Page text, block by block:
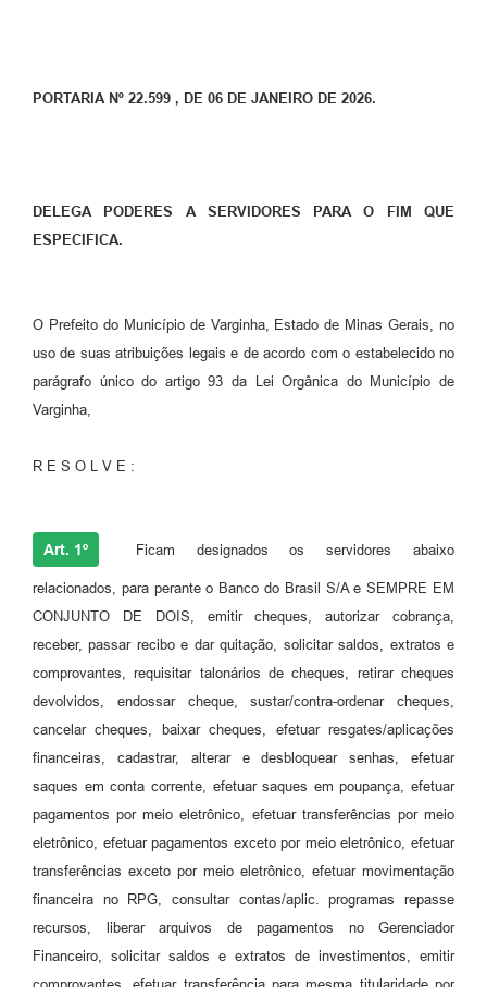
PORTARIA Nº 22.599 , DE 06 DE JANEIRO DE 2026.
DELEGA PODERES A SERVIDORES PARA O FIM QUE
ESPECIFICA.
O Prefeito do Município de Varginha, Estado de Minas Gerais, no
uso de suas atribuições legais e de acordo com o estabelecido no
parágrafo único do artigo 93 da Lei Orgânica do Município de
Varginha,
R E S O L V E :
Art. 1º Ficam designados os servidores abaixo
relacionados, para perante o Banco do Brasil S/A e SEMPRE EM
CONJUNTO DE DOIS, emitir cheques, autorizar cobrança,
receber, passar recibo e dar quitação, solicitar saldos, extratos e
comprovantes, requisitar talonários de cheques, retirar cheques
devolvidos, endossar cheque, sustar/contra-ordenar cheques,
cancelar cheques, baixar cheques, efetuar resgates/aplicações
financeiras, cadastrar, alterar e desbloquear senhas, efetuar
saques em conta corrente, efetuar saques em poupança, efetuar
pagamentos por meio eletrônico, efetuar transferências por meio
eletrônico, efetuar pagamentos exceto por meio eletrônico, efetuar
transferências exceto por meio eletrônico, efetuar movimentação
financeira no RPG, consultar contas/aplic. programas repasse
recursos, liberar arquivos de pagamentos no Gerenciador
Financeiro, solicitar saldos e extratos de investimentos, emitir